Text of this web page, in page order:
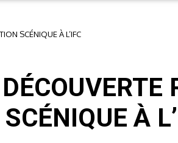
SCÉNIQUE À L’IFC
À